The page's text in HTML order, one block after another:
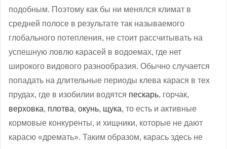
подобным. Поэтому как бы ни менялся климат в
средней полосе в результате так называемого
глобального потепления, не стоит рассчитывать на
успешную ловлю карасей в водоемах, где нет
широкого видового разнообразия. Обычно случается
попадать на длительные периоды клева карася в тех
прудах, где в изобилии водятся пескарь, горчак,
верховка, плотва, окунь, щука, то есть и активные
кормовые конкуренты, и хищники, которые не дают
карасю «дремать». Таким образом, карась здесь не